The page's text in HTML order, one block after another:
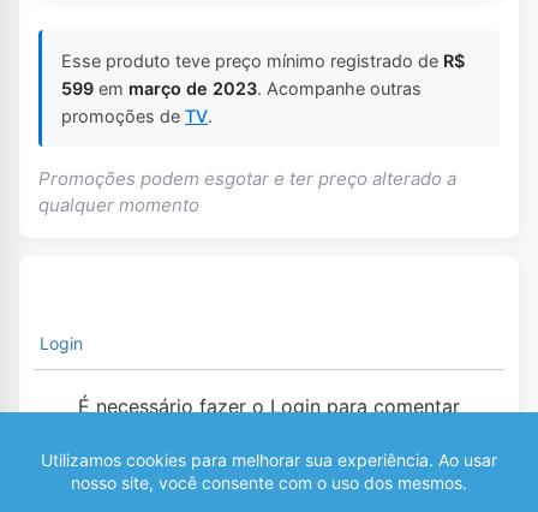
Esse produto teve preço mínimo registrado de R$
599 em março de 2023. Acompanhe outras
promoções de TV.
Promoções podem esgotar e ter preço alterado a
qualquer momento
Login
É necessário fazer o Login para comentar
0 COMENTÁRIOS